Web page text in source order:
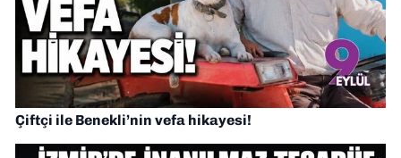
Çiftçi ile Benekli’nin vefa hikayesi!